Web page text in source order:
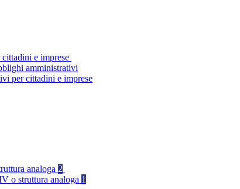
e imprese
amministrativi
per cittadini e imprese
analoga 2
o struttura analoga 1